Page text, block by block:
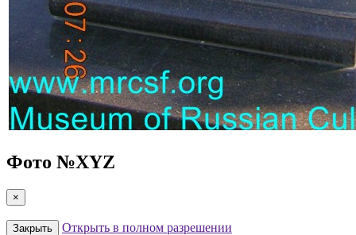
Фото №XYZ
×
Закрыть Открыть в полном разрешении